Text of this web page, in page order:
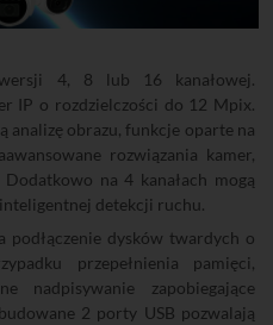
4, 8 lub 16 kanałowej.
IP o rozdzielczości do 12 Mpix.
analizę obrazu, funkcje oparte na
rozwiązania kamer,
na 4 kanałach mogą
detekcji ruchu.
podłączenie dysków twardych o
przepełnienia pamięci,
nadpisywanie zapobiegające
2 porty USB pozwalają